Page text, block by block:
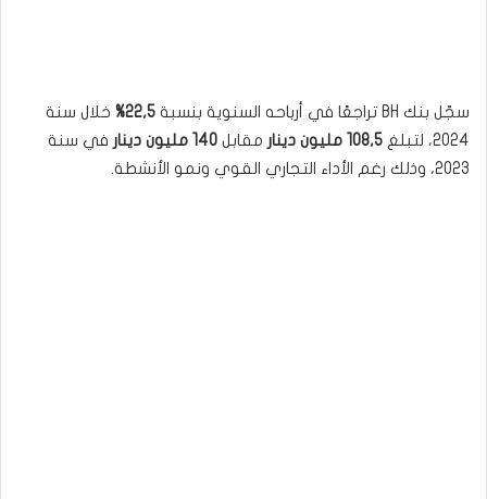
سجّل بنك BH تراجعًا في أرباحه السنوية بنسبة 22,5%
خلال سنة
2024، لتبلغ
108,5 مليون دينار مقابل 140 مليون دينار
في سنة
2023، وذلك رغم الأداء التجاري القوي ونمو الأنشطة.